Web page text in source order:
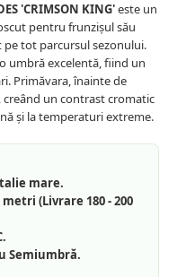
'CRIMSON KING'este un
pentru frunzișul său
tot parcursul sezonului.
umbră excelentă, fiind un
Primăvara, înainte de
un contrast cromatic
și la temperaturi extreme.
mare.
metri (Livrare 180 - 200
Semiumbră.